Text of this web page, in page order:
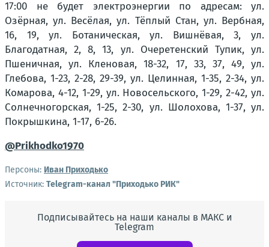
17:00 не будет электроэнергии по адресам: ул.
Озёрная, ул. Весёлая, ул. Тёплый Стан, ул. Вербная,
16, 19, ул. Ботаническая, ул. Вишнёвая, 3, ул.
Благодатная, 2, 8, 13, ул. Очеретенский Тупик, ул.
Пшеничная, ул. Кленовая, 18-32, 17, 33, 37, 49, ул.
Глебова, 1-23, 2-28, 29-39, ул. Целинная, 1-35, 2-34, ул.
Комарова, 4-12, 1-29, ул. Новосельского, 1-29, 2-42, ул.
Солнечногорская, 1-25, 2-30, ул. Шолохова, 1-37, ул.
Покрышкина, 1-17, 6-26.
@Prikhodko1970
Персоны: Иван Приходько
Источник: Telegram-канал "Приходько РИК"
Подписывайтесь на наши каналы в МАКС и
Telegram